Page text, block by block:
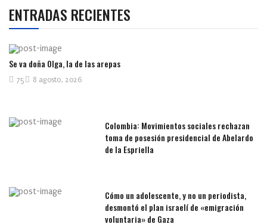
ENTRADAS RECIENTES
Se va doña Olga, la de las arepas
8 agosto, 2026
75
Colombia: Movimientos sociales rechazan
toma de posesión presidencial de Abelardo
de la Espriella
Cómo un adolescente, y no un periodista,
desmontó el plan israelí de «emigración
voluntaria» de Gaza